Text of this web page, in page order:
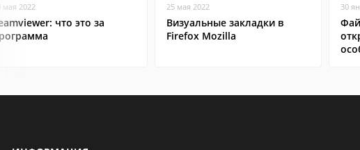
мая 2022
что это за
25 мая 2022
Визуальные закладки в
Firefox Mozilla
30